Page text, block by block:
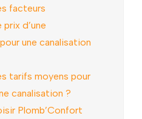
facteurs
d’une
une canalisation
tarifs moyens pour
canalisation ?
Plomb’Confort